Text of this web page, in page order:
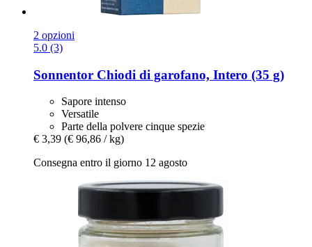
2 opzioni
5.0 (3)
Sonnentor Chiodi di garofano, Intero (35 g)
Sapore intenso
Versatile
Parte della polvere cinque spezie
€ 3,39 (€ 96,86 / kg)
Consegna entro il giorno 12 agosto